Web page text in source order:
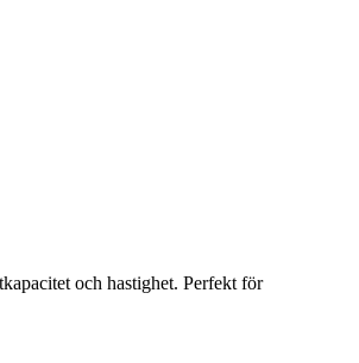
Profilsystem
och hastighet. Perfekt för